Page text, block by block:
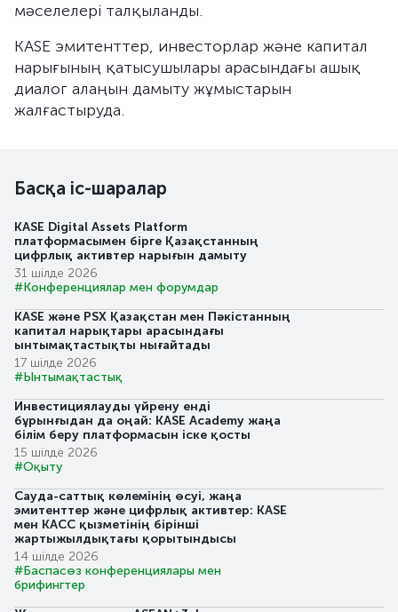
мәселелері талқыланды.
KASE эмитенттер, инвесторлар және капитал
нарығының қатысушылары арасындағы ашық
диалог алаңын дамыту жұмыстарын
жалғастыруда.
Басқа іс-шаралар
KASE Digital Assets Platform
платформасымен бірге Қазақстанның
цифрлық активтер нарығын дамыту
31 шілде 2026
#Конференциялар мен форумдар
KASE және PSX Қазақстан мен Пәкістанның
капитал нарықтары арасындағы
ынтымақтастықты нығайтады
17 шілде 2026
#Ынтымақтастық
Инвестициялауды үйрену енді
бұрынғыдан да оңай: KASE Academy жаңа
білім беру платформасын іске қосты
15 шілде 2026
#Оқыту
Сауда-саттық көлемінің өсуі, жаңа
эмитенттер және цифрлық активтер: KASE
мен KACC қызметінің бірінші
жартыжылдықтағы қорытындысы
14 шілде 2026
#Баспасөз конференциялары мен
брифингтер